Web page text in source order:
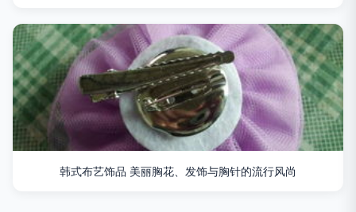
韩式布艺饰品 美丽胸花、发饰与胸针的流行风尚